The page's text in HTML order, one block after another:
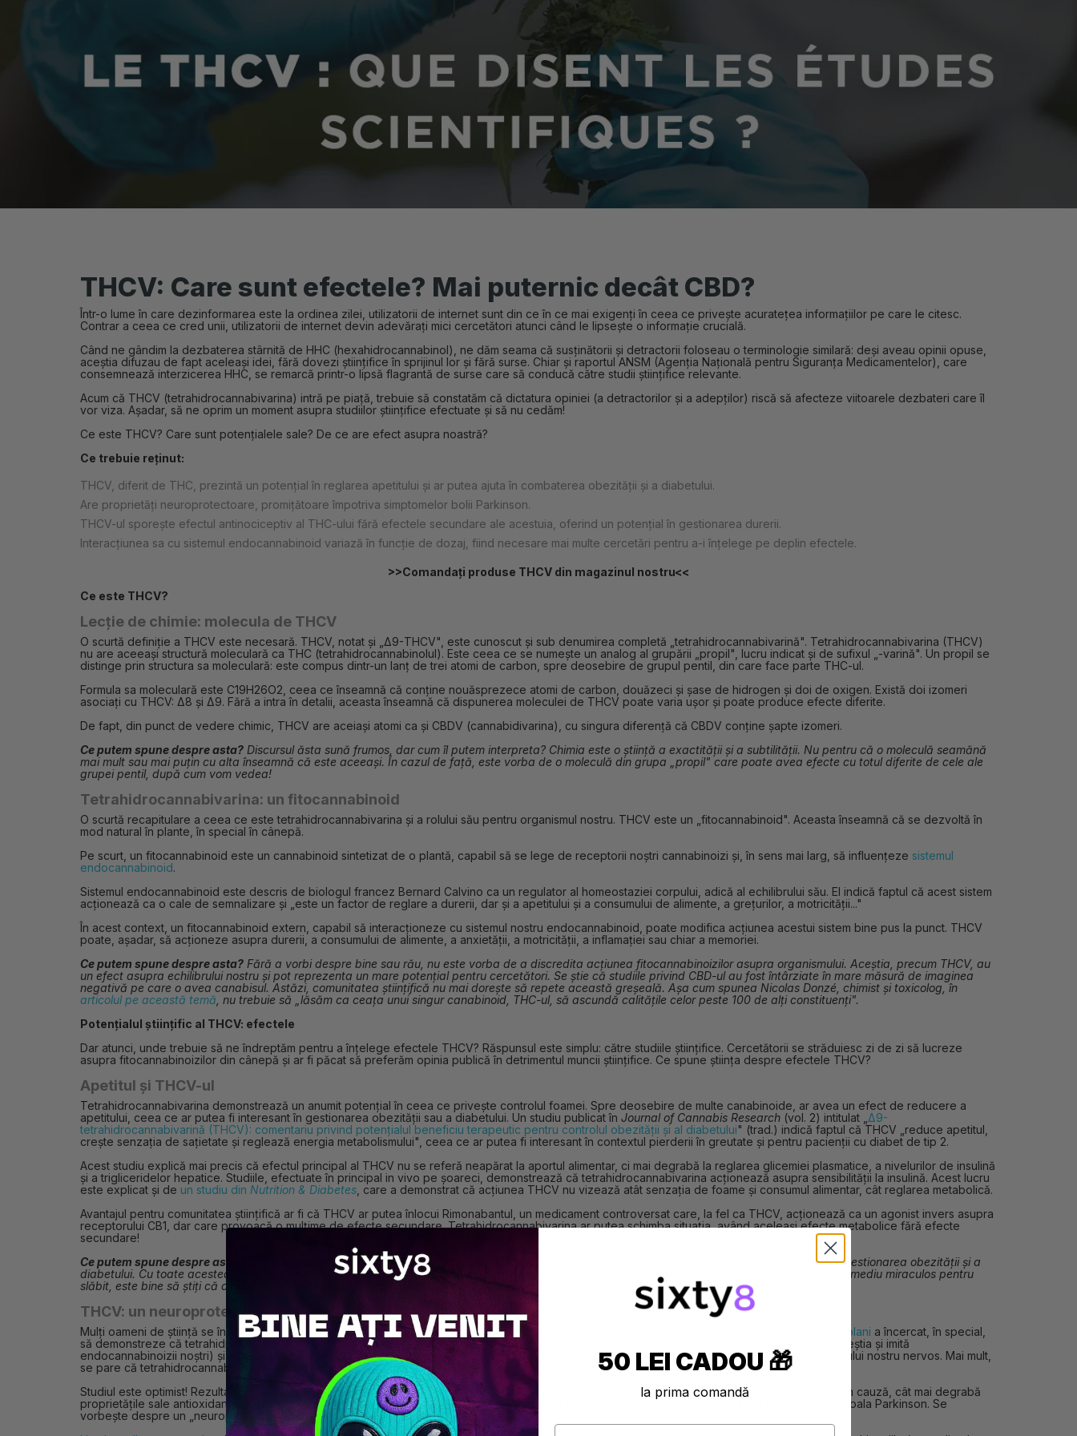
THCV: Care sunt efectele? Mai puternic decât CBD?
Într-o lume în care dezinformarea este la ordinea zilei, utilizatorii de internet sunt din ce în ce mai exigenți în ceea ce privește acuratețea informațiilor pe care le citesc.
Contrar a ceea ce cred unii, utilizatorii de internet devin adevărați mici cercetători atunci când le lipsește o informație crucială.
Când ne gândim la dezbaterea stârnită de HHC (hexahidrocannabinol), ne dăm seama că susținătorii și detractorii foloseau o terminologie similară: deși aveau opinii opuse,
aceștia difuzau de fapt aceleași idei, fără dovezi științifice în sprijinul lor și fără surse. Chiar și raportul ANSM (Agenția Națională pentru Siguranța Medicamentelor), care
consemnează interzicerea HHC, se remarcă printr-o lipsă flagrantă de surse care să conducă către studii științifice relevante.
Acum că THCV (tetrahidrocannabivarina) intră pe piață, trebuie să constatăm că dictatura opiniei (a detractorilor și a adepților) riscă să afecteze viitoarele dezbateri care îl
vor viza. Așadar, să ne oprim un moment asupra studiilor științifice efectuate și să nu cedăm!
Ce este THCV? Care sunt potențialele sale? De ce are efect asupra noastră?
Ce trebuie reținut:
THCV, diferit de THC, prezintă un potențial în reglarea apetitului și ar putea ajuta în combaterea obezității și a diabetului.
Are proprietăți neuroprotectoare, promițătoare împotriva simptomelor bolii Parkinson.
THCV-ul sporește efectul antinociceptiv al THC-ului fără efectele secundare ale acestuia, oferind un potențial în gestionarea durerii.
Interacțiunea sa cu sistemul endocannabinoid variază în funcție de dozaj, fiind necesare mai multe cercetări pentru a-i înțelege pe deplin efectele.
>>Comandați produse THCV din magazinul nostru<<
Ce este THCV?
Lecție de chimie: molecula de THCV
O scurtă definiție a THCV este necesară. THCV, notat și „Δ9-THCV", este cunoscut și sub denumirea completă „tetrahidrocannabivarină". Tetrahidrocannabivarina (THCV)
nu are aceeași structură moleculară ca THC (tetrahidrocannabinolul). Este ceea ce se numește un analog al grupării „propil", lucru indicat și de sufixul „-varină". Un propil se
distinge prin structura sa moleculară: este compus dintr-un lanț de trei atomi de carbon, spre deosebire de grupul pentil, din care face parte THC-ul.
Formula sa moleculară este C19H26O2, ceea ce înseamnă că conține nouăsprezece atomi de carbon, douăzeci și șase de hidrogen și doi de oxigen. Există doi izomeri
asociați cu THCV: Δ8 și Δ9. Fără a intra în detalii, aceasta înseamnă că dispunerea moleculei de THCV poate varia ușor și poate produce efecte diferite.
De fapt, din punct de vedere chimic, THCV are aceiași atomi ca și CBDV (cannabidivarina), cu singura diferență că CBDV conține șapte izomeri.
Ce putem spune despre asta? Discursul ăsta sună frumos, dar cum îl putem interpreta? Chimia este o știință a exactității și a subtilității. Nu pentru că o moleculă seamănă
mai mult sau mai puțin cu alta înseamnă că este aceeași. În cazul de față, este vorba de o moleculă din grupa „propil" care poate avea efecte cu totul diferite de cele ale
grupei pentil, după cum vom vedea!
Tetrahidrocannabivarina: un fitocannabinoid
O scurtă recapitulare a ceea ce este tetrahidrocannabivarina și a rolului său pentru organismul nostru. THCV este un „fitocannabinoid". Aceasta înseamnă că se dezvoltă în
mod natural în plante, în special în cânepă.
Pe scurt, un fitocannabinoid este un cannabinoid sintetizat de o plantă, capabil să se lege de receptorii noștri cannabinoizi și, în sens mai larg, să influențeze sistemul
endocannabinoid.
Sistemul endocannabinoid este descris de biologul francez Bernard Calvino ca un regulator al homeostaziei corpului, adică al echilibrului său. El indică faptul că acest sistem
acționează ca o cale de semnalizare și „este un factor de reglare a durerii, dar și a apetitului și a consumului de alimente, a grețurilor, a motricității..."
În acest context, un fitocannabinoid extern, capabil să interacționeze cu sistemul nostru endocannabinoid, poate modifica acțiunea acestui sistem bine pus la punct. THCV
poate, așadar, să acționeze asupra durerii, a consumului de alimente, a anxietății, a motricității, a inflamației sau chiar a memoriei.
Ce putem spune despre asta? Fără a vorbi despre bine sau rău, nu este vorba de a discredita acțiunea fitocannabinoizilor asupra organismului. Aceștia, precum THCV, au
un efect asupra echilibrului nostru și pot reprezenta un mare potențial pentru cercetători. Se știe că studiile privind CBD-ul au fost întârziate în mare măsură de imaginea
negativă pe care o avea canabisul. Astăzi, comunitatea științifică nu mai dorește să repete această greșeală. Așa cum spunea Nicolas Donzé, chimist și toxicolog, în
articolul pe această temă , nu trebuie să „lăsăm ca ceața unui singur canabinoid, THC-ul, să ascundă calitățile celor peste 100 de alți constituenți".
Potențialul științific al THCV: efectele
Dar atunci, unde trebuie să ne îndreptăm pentru a înțelege efectele THCV? Răspunsul este simplu: către studiile științifice. Cercetătorii se străduiesc zi de zi să lucreze
asupra fitocannabinoizilor din cânepă și ar fi păcat să preferăm opinia publică în detrimentul muncii științifice. Ce spune știința despre efectele THCV?
Apetitul și THCV-ul
Tetrahidrocannabivarina demonstrează un anumit potențial în ceea ce privește controlul foamei. Spre deosebire de multe canabinoide, ar avea un efect de reducere a
apetitului, ceea ce ar putea fi interesant în gestionarea obezității sau a diabetului. Un studiu publicat în Journal of Cannabis Research (vol. 2) intitulat „ Δ9-
tetrahidrocannabivarină (THCV): comentariu privind potențialul beneficiu terapeutic pentru controlul obezității și al diabetului" (trad.) indică faptul că THCV „reduce apetitul,
crește senzația de sațietate și reglează energia metabolismului", ceea ce ar putea fi interesant în contextul pierderii în greutate și pentru pacienții cu diabet de tip 2.
Acest studiu explică mai precis că efectul principal al THCV nu se referă neapărat la aportul alimentar, ci mai degrabă la reglarea glicemiei plasmatice, a nivelurilor de insulină
și a trigliceridelor hepatice. Studiile, efectuate în principal in vivo pe șoareci, demonstrează că tetrahidrocannabivarina acționează asupra sensibilității la insulină. Acest lucru
este explicat și de un studiu din Nutrition & Diabetes , care a demonstrat că acțiunea THCV nu vizează atât senzația de foame și consumul alimentar, cât reglarea metabolică.
Avantajul pentru comunitatea științifică ar fi că THCV ar putea înlocui Rimonabantul, un medicament controversat care, la fel ca THCV, acționează ca un agonist invers asupra
receptorului CB1, dar care provoacă o mulțime de efecte secundare. Tetrahidrocannabivarina ar putea schimba situația, având aceleași efecte metabolice fără efecte
secundare!
Ce putem spune despre asta?
THCV reprezintă în prezent un adevărat potențial terapeutic pentru comunitatea științifică. Ar putea contribui la gestionarea obezității și a
diabetului. Cu toate acestea, studiile sunt încă în curs de desfășurare. Înainte de a crede utilizatorii de Instagram care vă vor spune că este un remediu miraculos pentru
slăbit, este bine să știți că acesta este util doar pentru persoanele care au cu adevărat nevoie de el.
THCV: un neuroprotector
Mulți oameni de știință se îndreaptă spre tetrahidrocannabivarină pentru proprietățile sale neuroprotectoare. Un studiu promițător realizat pe șobolani a încercat, în special,
să demonstreze că tetrahidrocannabivarina ar putea reduce simptomele bolii Parkinson. Motivul? THCV activează receptorii CB2 (se leagă de aceștia și imită
endocannabinoizii noștri) și ar putea, dimpotrivă, să acționeze ca agonist/antagonist asupra receptorilor CB1, care gestionează procesele sistemului nostru nervos. Mai mult,
se pare că tetrahidrocannabivarina este un puternic antioxidant.
Studiul este optimist! Rezultatele par să indice o încetinire a procesului degenerativ. Se pare că nu atât acțiunea sa asupra receptorilor CB2 este în cauză, cât mai degrabă
proprietățile sale antioxidante, care ar putea reduce pierderea anumitor neuroni (în special a neuronilor dopaminergici nigrostriatali), implicați în boala Parkinson. Se
vorbește despre un „neuroprotector".
50 LEI CADOU 🎁
la prima comandă